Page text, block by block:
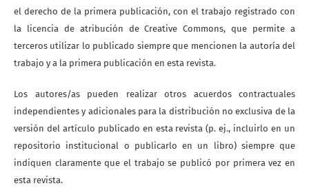
el derecho de la primera publicación, con el trabajo registrado con
la licencia de atribución de Creative Commons, que permite a
terceros utilizar lo publicado siempre que mencionen la autoría del
trabajo y a la primera publicación en esta revista.
Los autores/as pueden realizar otros acuerdos contractuales
independientes y adicionales para la distribución no exclusiva de la
versión del artículo publicado en esta revista (p. ej., incluirlo en un
repositorio institucional o publicarlo en un libro) siempre que
indiquen claramente que el trabajo se publicó por primera vez en
esta revista.